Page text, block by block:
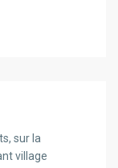
sur la
village